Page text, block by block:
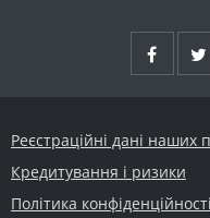
Реєстраційні дані наших
Кредитування і ризики
Політика конфіденційності